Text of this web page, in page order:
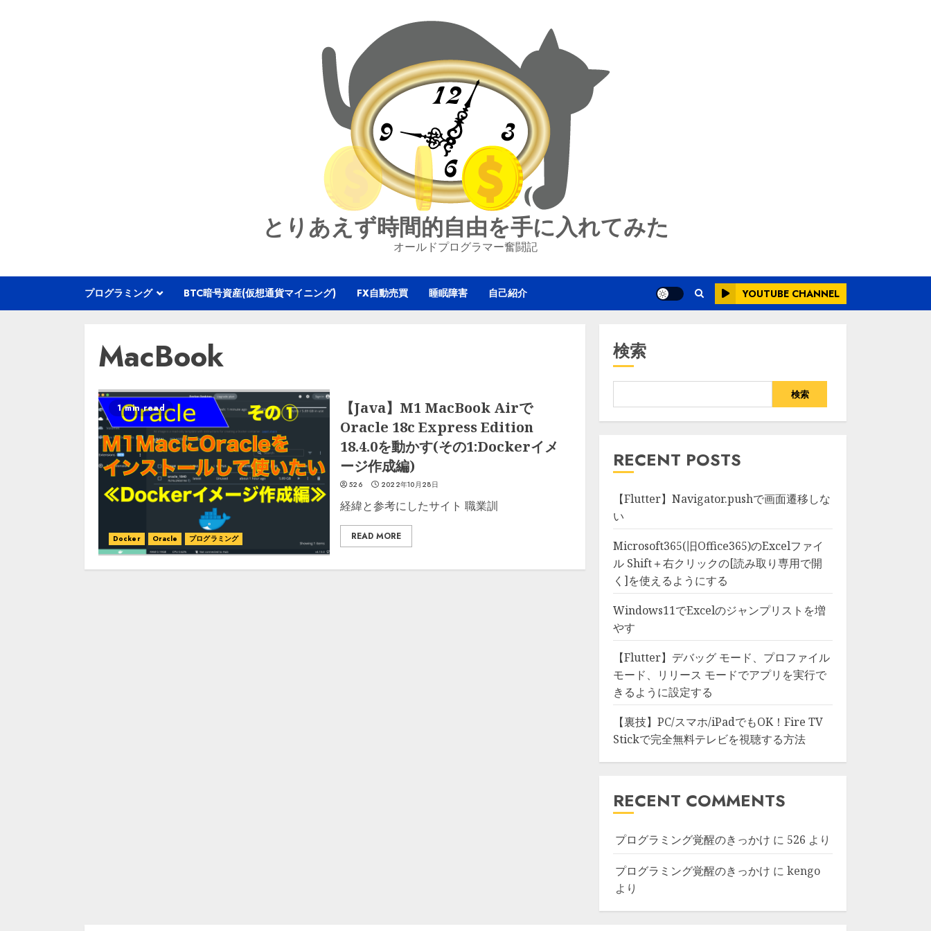
とりあえず時間的自由を手に入れてみた
オールドプログラマー奮闘記
プログラミング BTC暗号資産(仮想通貨マイニング) FX自動売買 睡眠障害 自己紹介 YOUTUBE CHANNEL
MacBook
1 min read
Docker Oracle プログラミング
【Java】M1 MacBook Airで
Oracle 18c Express Edition
18.4.0を動かす(その1:Dockerイメ
ージ作成編)
526 2022年10月28日
経緯と参考にしたサイト 職業訓
READ MORE
検索
検索
RECENT POSTS
【Flutter】Navigator.pushで画面遷移しな
い
Microsoft365(旧Office365)のExcelファイ
ル Shift＋右クリックの[読み取り専用で開
く]を使えるようにする
Windows11でExcelのジャンプリストを増
やす
【Flutter】デバッグ モード、プロファイル
モード、リリース モードでアプリを実行で
きるように設定する
【裏技】PC/スマホ/iPadでもOK！Fire TV
Stickで完全無料テレビを視聴する方法
RECENT COMMENTS
プログラミング覚醒のきっかけ に 526 より
プログラミング覚醒のきっかけ にkengo
より